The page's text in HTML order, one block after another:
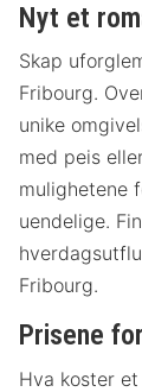
Nyt et
Skap
Fribourg.
unike
med peis
mulighetene
uendelige.
Fribourg.
Prisene
Hva koster